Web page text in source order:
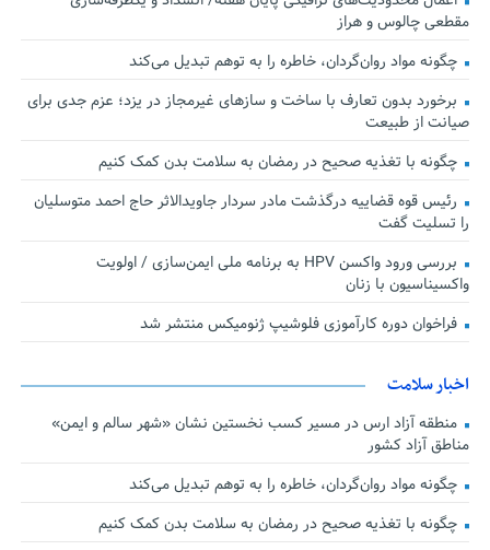
مقطعی چالوس و هراز
چگونه مواد روان‌گردان، خاطره را به توهم تبدیل می‌کند
برخورد بدون تعارف با ساخت‌ و سازهای غیرمجاز در یزد؛ عزم جدی برای
صیانت از طبیعت
چگونه با تغذیه صحیح در رمضان به سلامت بدن کمک کنیم
رئیس قوه قضاییه درگذشت مادر سردار جاویدالاثر حاج احمد متوسلیان
را تسلیت گفت
بررسی ورود واکسن HPV به برنامه ملی ایمن‌سازی / اولویت
واکسیناسیون با زنان
فراخوان دوره کارآموزی فلوشیپ ژنومیکس منتشر شد
اخبار سلامت
منطقه آزاد ارس در مسیر کسب نخستین نشان «شهر سالم و ایمن»
مناطق آزاد کشور
چگونه مواد روان‌گردان، خاطره را به توهم تبدیل می‌کند
چگونه با تغذیه صحیح در رمضان به سلامت بدن کمک کنیم